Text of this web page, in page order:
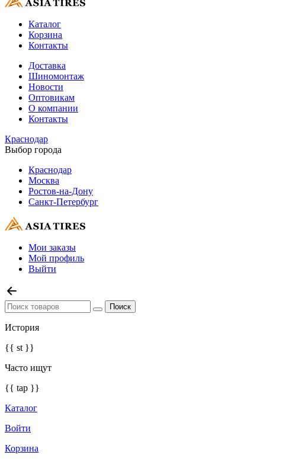
Каталог
Корзина
Контакты
Доставка
Шиномонтаж
Новости
Оптовикам
О компании
Контакты
Краснодар
Выбор города
Краснодар
Москва
Ростов-на-Дону
Санкт-Петербург
Мои заказы
Мой профиль
Выйти
История
{{ st }}
Часто ищут
{{ tap }}
Каталог
Войти
Корзина